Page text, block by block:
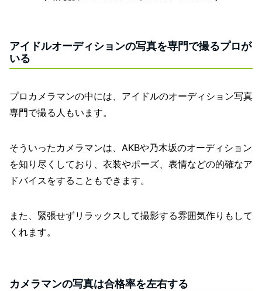
アイドルオーディションの写真を専門で撮るプロが
いる
プロカメラマンの中には、アイドルのオーディション写真
専門で撮る人もいます。
そういったカメラマンは、AKBや乃木坂のオーディション
を知り尽くしており、衣装やポーズ、表情などの的確なア
ドバイスをすることもできます。
また、緊張せずリラックスして撮影する雰囲気作りもして
くれます。
カメラマンの写真は合格率を左右する